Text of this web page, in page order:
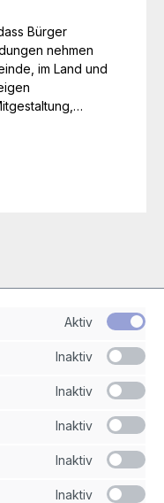
Bürger
nehmen
im Land und
Aktiv
Inaktiv
Inaktiv
Inaktiv
Inaktiv
Inaktiv